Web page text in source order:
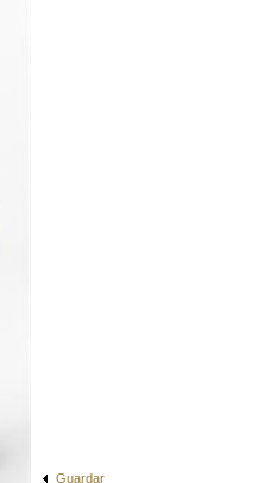
Guardar